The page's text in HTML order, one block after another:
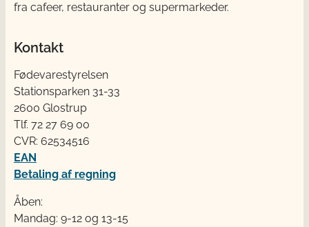
fra cafeer, restauranter og supermarkeder.
Kontakt
Fødevarestyrelsen
Stationsparken 31-33
2600 Glostrup
Tlf. 72 2​​​7 69 00
CVR: 62534516
EAN
Betaling af regning
Åben:
Mandag: 9-12 og 13-15